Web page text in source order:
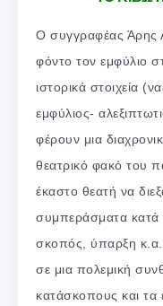
Ο συγγραφέας Άρης
φόντο τον εμφύλιο
ιστορικά στοιχεία
εμφύλιος-
φέρουν μια
θεατρικό φακό του
έκαστο θεατή να
συμπεράσματα κατά
σκοπός, ύπαρξη κ.α.
σε μια πολεμική
κατάσκοπους και